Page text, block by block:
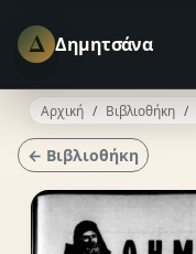
Δ Δημητσάνα
Αρχική Βιβλιοθήκη
← Βιβλιοθήκη